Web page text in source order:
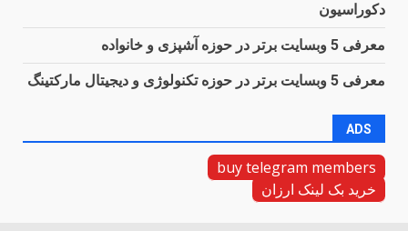
دکوراسیون
معرفی 5 وبسایت برتر در حوزه آشپزی و خانواده
معرفی 5 وبسایت برتر در حوزه تکنولوژی و دیجیتال مارکتینگ
ADS
buy telegram members
خرید بک لینک ارزان